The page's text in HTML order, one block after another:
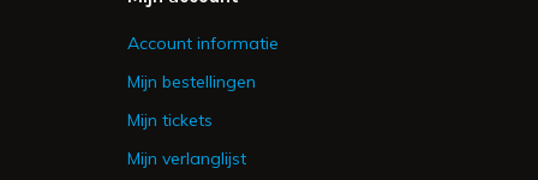
Account informatie
Mijn bestellingen
Mijn tickets
Mijn verlanglijst